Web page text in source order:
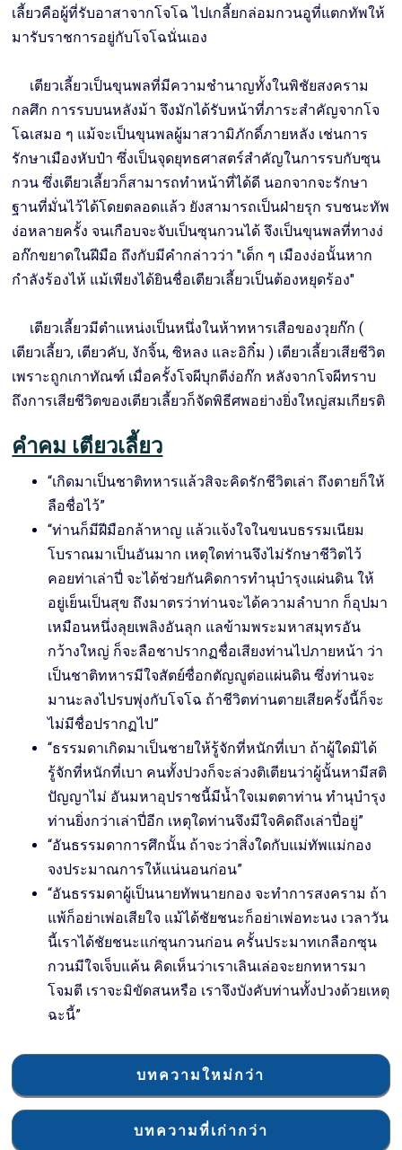
เลี้ยวคือผู้ที่รับอาสาจากโจโฉ ไปเกลี้ยกล่อมกวนอูที่แตกทัพให้
มารับราชการอยู่กับโจโฉนั่นเอง
เตียวเลี้ยวเป็นขุนพลที่มีความชำนาญทั้งในพิชัยสงคราม
กลศึก การรบบนหลังม้า จึงมักได้รับหน้าที่ภาระสำคัญจากโจ
โฉเสมอ ๆ แม้จะเป็นขุนพลผู้มาสวามิภักดิ์ภายหลัง เช่นการ
รักษาเมืองหับป๋า ซึ่งเป็นจุดยุทธศาสตร์สำคัญในการรบกับซุน
กวน ซึ่งเตียวเลี้ยวก็สามารถทำหน้าที่ได้ดี นอกจากจะรักษา
ฐานที่มั่นไว้ได้โดยตลอดแล้ว ยังสามารถเป็นฝ่ายรุก รบชนะทัพ
ง่อหลายครั้ง จนเกือบจะจับเป็นซุนกวนได้ จึงเป็นขุนพลที่ทางง่
อก๊กขยาดในฝีมือ ถึงกับมีคำกล่าวว่า "เด็ก ๆ เมืองง่อนั้นหาก
กำลังร้องไห้ แม้เพียงได้ยินชื่อเตียวเลี้ยวเป็นต้องหยุดร้อง"
เตียวเลี้ยวมีตำแหน่งเป็นหนึ่งในห้าทหารเสือของวุยก๊ก (
เตียวเลี้ยว, เตียวคับ, งักจิ้น, ซิหลง และอิกิ๋ม ) เตียวเลี้ยวเสียชีวิต
เพราะถูกเกาทัณฑ์ เมื่อครั้งโจผีบุกตีง่อก๊ก หลังจากโจผีทราบ
ถึงการเสียชีวิตของเตียวเลี้ยวก็จัดพิธีศพอย่างยิ่งใหญ่สมเกียรติ
คำคม เตียวเลี้ยว
“เกิดมาเป็นชาติทหารแล้วสิจะคิดรักชีวิตเล่า ถึงตายก็ให้
ลือชื่อไว้”
“ท่านก็มีฝีมือกล้าหาญ แล้วแจ้งใจในขนบธรรมเนียม
โบราณมาเป็นอันมาก เหตุใดท่านจึงไม่รักษาชีวิตไว้
คอยท่าเล่าปี่ จะได้ช่วยกันคิดการทำนุบำรุงแผ่นดิน ให้
อยู่เย็นเป็นสุข ถึงมาตรว่าท่านจะได้ความลำบาก ก็อุปมา
เหมือนหนึ่งลุยเพลิงอันลุก แลข้ามพระมหาสมุทรอัน
กว้างใหญ่ ก็จะลือชาปรากฏชื่อเสียงท่านไปภายหน้า ว่า
เป็นชาติทหารมีใจสัตย์ซื่อกตัญญูต่อแผ่นดิน ซึ่งท่านจะ
มานะลงไปรบพุ่งกับโจโฉ ถ้าชีวิตท่านตายเสียครั้งนี้ก็จะ
ไม่มีชื่อปรากฏไป”
“ธรรมดาเกิดมาเป็นชายให้รู้จักที่หนักที่เบา ถ้าผู้ใดมิได้
รู้จักที่หนักที่เบา คนทั้งปวงก็จะล่วงติเตียนว่าผู้นั้นหามีสติ
ปัญญาไม่ อันมหาอุปราชนี้มีน้ำใจเมตตาท่าน ทำนุบำรุง
ท่านยิ่งกว่าเล่าปี่อีก เหตุใดท่านจึงมีใจคิดถึงเล่าปี่อยู่”
“อันธรรมดาการศึกนั้น ถ้าจะว่าสิ่งใดกับแม่ทัพแม่กอง
จงประมาณการให้แน่นอนก่อน”
“อันธรรมดาผู้เป็นนายทัพนายกอง จะทำการสงคราม ถ้า
แพ้ก็อย่าเพ่อเสียใจ แม้ได้ชัยชนะก็อย่าเพ่อทะนง เวลาวัน
นี้เราได้ชัยชนะแก่ซุนกวนก่อน ครั้นประมาทเกลือกซุน
กวนมีใจเจ็บแค้น คิดเห็นว่าเราเลินเล่อจะยกทหารมา
โจมตี เราจะมิขัดสนหรือ เราจึงบังคับท่านทั้งปวงด้วยเหตุ
ฉะนี้”
บทความใหม่กว่า
บทความที่เก่ากว่า